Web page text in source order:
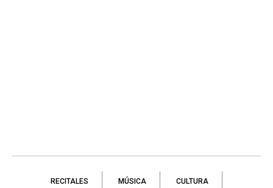
RECITALES MÚSICA CULTURA